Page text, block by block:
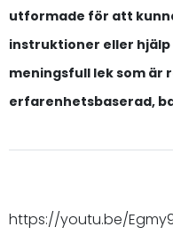
utformade för att
instruktioner eller
meningsfull lek som är
erfarenhetsbaserad,
https://youtu.be/